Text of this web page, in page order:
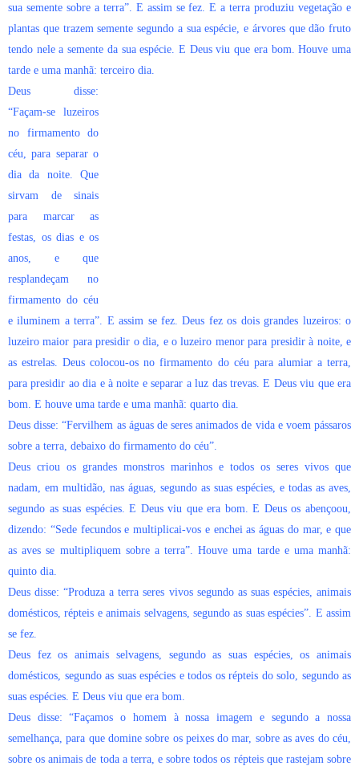
sua semente sobre a terra”. E assim se fez. E a terra produziu vegetação e
plantas que trazem semente segundo a sua espécie, e árvores que dão fruto
tendo nele a semente da sua espécie. E Deus viu que era bom. Houve uma
tarde e uma manhã: terceiro dia.
Deus disse:
“Façam-se luzeiros
no firmamento do
céu, para separar o
dia da noite. Que
sirvam de sinais
para marcar as
festas, os dias e os
anos, e que
resplandeçam no
firmamento do céu
e iluminem a terra”. E assim se fez. Deus fez os dois grandes luzeiros: o
luzeiro maior para presidir o dia, e o luzeiro menor para presidir à noite, e
as estrelas. Deus colocou-os no firmamento do céu para alumiar a terra,
para presidir ao dia e à noite e separar a luz das trevas. E Deus viu que era
bom. E houve uma tarde e uma manhã: quarto dia.
Deus disse: “Fervilhem as águas de seres animados de vida e voem pássaros
sobre a terra, debaixo do firmamento do céu”.
Deus criou os grandes monstros marinhos e todos os seres vivos que
nadam, em multidão, nas águas, segundo as suas espécies, e todas as aves,
segundo as suas espécies. E Deus viu que era bom. E Deus os abençoou,
dizendo: “Sede fecundos e multiplicai-vos e enchei as águas do mar, e que
as aves se multipliquem sobre a terra”. Houve uma tarde e uma manhã:
quinto dia.
Deus disse: “Produza a terra seres vivos segundo as suas espécies, animais
domésticos, répteis e animais selvagens, segundo as suas espécies”. E assim
se fez.
Deus fez os animais selvagens, segundo as suas espécies, os animais
domésticos, segundo as suas espécies e todos os répteis do solo, segundo as
suas espécies. E Deus viu que era bom.
Deus disse: “Façamos o homem à nossa imagem e segundo a nossa
semelhança, para que domine sobre os peixes do mar, sobre as aves do céu,
sobre os animais de toda a terra, e sobre todos os répteis que rastejam sobre